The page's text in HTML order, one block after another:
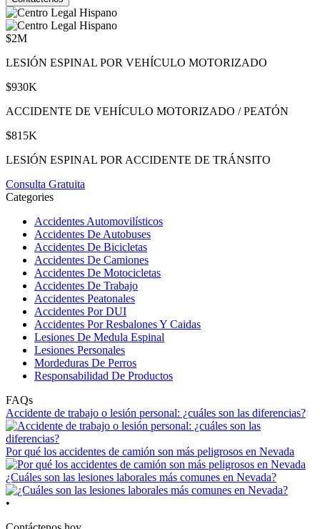
$2M
LESIÓN ESPINAL POR VEHÍCULO MOTORIZADO
$930K
ACCIDENTE DE VEHÍCULO MOTORIZADO / PEATÓN
$815K
LESIÓN ESPINAL POR ACCIDENTE DE TRÁNSITO
Consulta Gratuita
Categories
Accidentes Automovilísticos
Accidentes De Autobuses
Accidentes De Bicicletas
Accidentes De Camiones
Accidentes De Motocicletas
Accidentes De Trabajo
Accidentes Peatonales
Accidentes Por DUI
Accidentes Por Resbalones Y Caidas
Lesiones De Medula Espinal
Lesiones Personales
Mordeduras De Perros
Responsabilidad De Productos
FAQs
Accidente de trabajo o lesión personal: ¿cuáles son las diferencias?
Por qué los accidentes de camión son más peligrosos en Nevada
¿Cuáles son las lesiones laborales más comunes en Nevada?
•